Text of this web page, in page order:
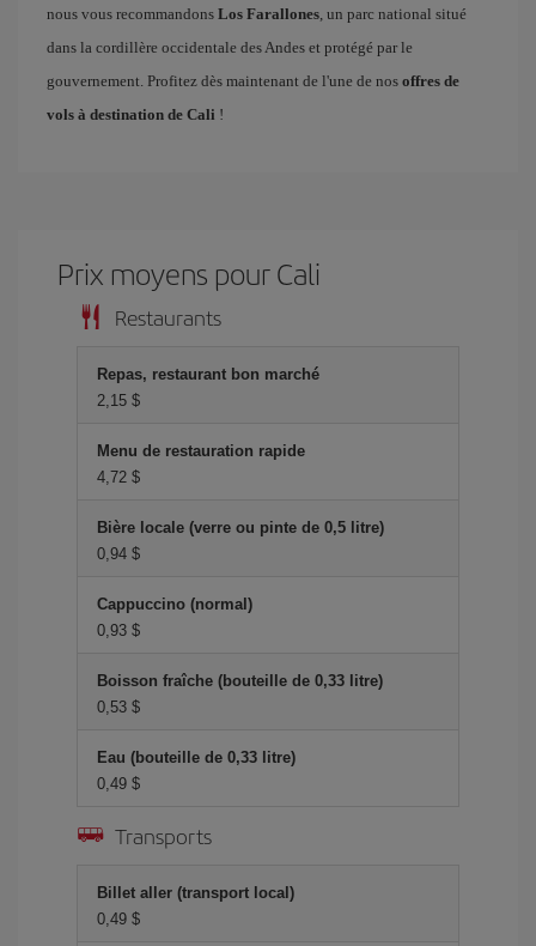
nous vous recommandons Los Farallones, un parc national situé
dans la cordillère occidentale des Andes et protégé par le
gouvernement. Profitez dès maintenant de l'une de nos offres de
vols à destination de Cali !
Prix ​​moyens pour Cali
Restaurants
Repas, restaurant bon marché
2,15 $
Menu de restauration rapide
4,72 $
Bière locale (verre ou pinte de 0,5 litre)
0,94 $
Cappuccino (normal)
0,93 $
Boisson fraîche (bouteille de 0,33 litre)
0,53 $
Eau (bouteille de 0,33 litre)
0,49 $
Transports
Billet aller (transport local)
0,49 $